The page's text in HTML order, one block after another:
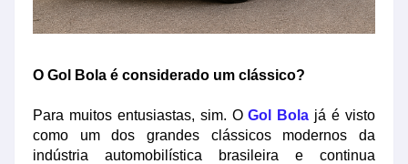
O Gol Bola é considerado um clássico?
Para muitos entusiastas, sim. OGol Bola já é visto
como um dos grandes clássicos modernos da
indústria automobilística brasileira e continua